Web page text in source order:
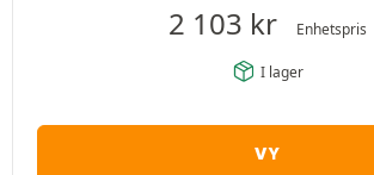
2 103 kr Enhetspris
I lager
VY